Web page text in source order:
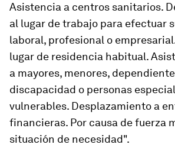
Asistencia a centros sanitarios.
al lugar de trabajo para efectuar
laboral, profesional o
lugar de residencia habitual.
a mayores, menores,
discapacidad o personas
vulnerables. Desplazamiento a
financieras. Por causa de fuerza
situación de necesidad".